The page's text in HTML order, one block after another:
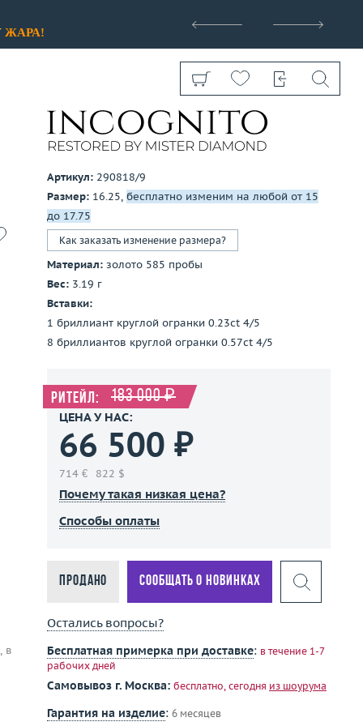
ЖАРА!
Показать все
в
Артикул: 290818/9
Размер: 16.25, бесплатно изменим на любой от 15
до 17.75
Как заказать изменение размера?
Материал: золото 585 пробы
Вес: 3.19 г
Вставки:
1 бриллиант круглой огранки 0.23ct 4/5
8 бриллиантов круглой огранки 0.57ct 4/5
Ритейл: 183 000 ₽
ЦЕНА У НАС:
66 500 ₽
714 € 822 $
Почему такая низкая цена?
Способы оплаты
Продано Сообщать о новинках
Остались вопросы?
Бесплатная примерка при доставке: в течение 1-7
рабочих дней
Самовывоз г. Москва: бесплатно, сегодня из шоурума
Гарантия на изделие: 6 месяцев